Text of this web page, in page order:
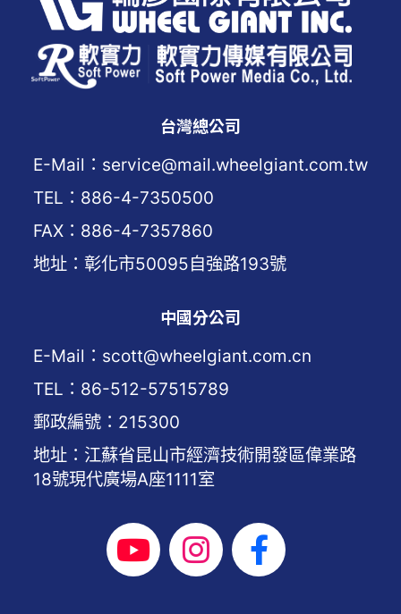
台灣總公司
E-Mail：service@mail.wheelgiant.com.tw
TEL：886-4-7350500
FAX：886-4-7357860
地址：彰化市50095自強路193號
中國分公司
E-Mail：scott@wheelgiant.com.cn
TEL：86-512-57515789
郵政編號：215300
地址：江蘇省昆山市經濟技術開發區偉業路
18號現代廣場A座1111室